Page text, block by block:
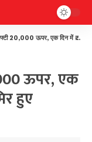
एक दिन में ₹3 करोड़ से अधिक अमिर हुए निवेशकं
ऊपर, एक
हुए